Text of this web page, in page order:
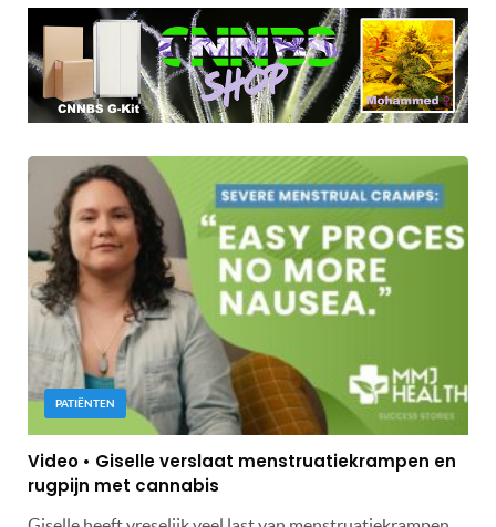
PATIËNTEN
Video • Giselle verslaat menstruatiekrampen en
rugpijn met cannabis